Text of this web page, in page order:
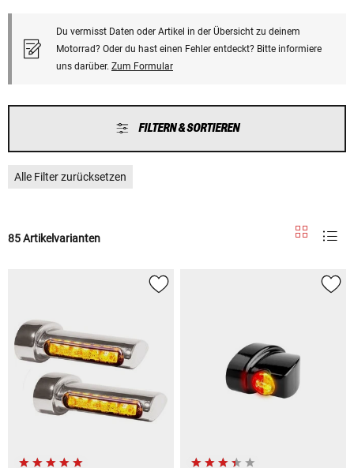
Du vermisst Daten oder Artikel in der Übersicht zu deinem
Motorrad? Oder du hast einen Fehler entdeckt? Bitte informiere
uns darüber. Zum Formular
FILTERN & SORTIEREN
Alle Filter zurücksetzen
85 Artikelvarianten